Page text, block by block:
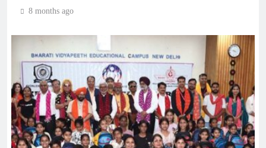
8 months ago